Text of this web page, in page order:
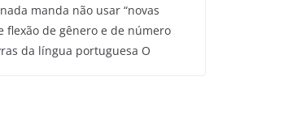
manda não usar “novas
flexão de gênero e de número
da língua portuguesa O